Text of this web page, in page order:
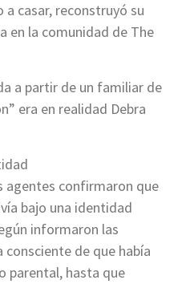
casar, reconstruyó su
en la comunidad de The
a partir de un familiar de
era en realidad Debra
agentes confirmaron que
bajo una identidad
informaron las
de que había
parental, hasta que